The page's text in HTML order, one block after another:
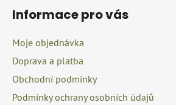
ý
Informace pro vás
Moje objednávka
Doprava a platba
Obchodní podmínky
Podmínky ochrany osobních údajů